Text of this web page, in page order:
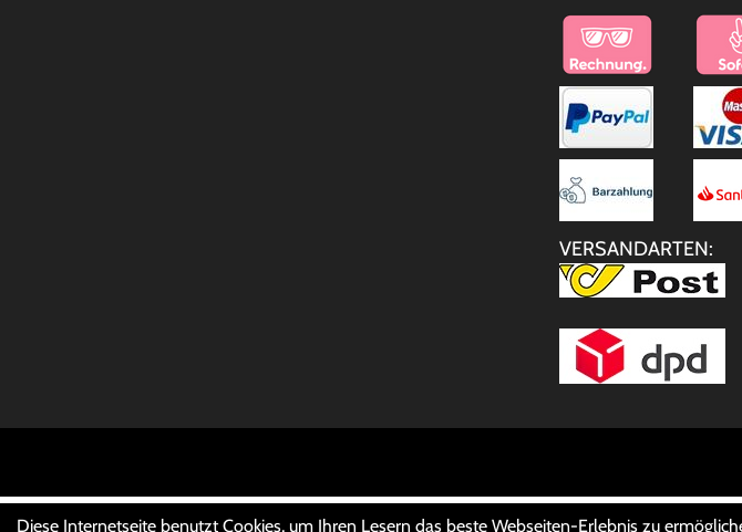
VERSANDARTEN:
Diese Internetseite benutzt Cookies, um Ihren Lesern das beste Webseiten-Erlebnis zu